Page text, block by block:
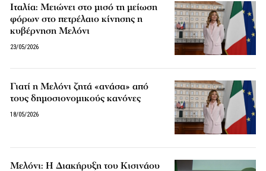
Ιταλία: Μειώνει στο μισό τη μείωση
φόρων στο πετρέλαιο κίνησης η
κυβέρνηση Μελόνι
23/05/2026
Γιατί η Μελόνι ζητά «ανάσα» από
τους δημοσιονομικούς κανόνες
18/05/2026
Μελόνι: Η Διακήρυξη του Κισινάου